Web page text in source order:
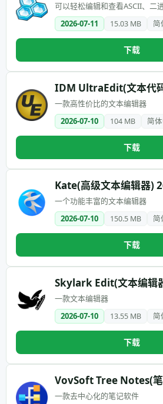
可以轻松编辑和查看ASCII、二
2026-07-11
15.03 MB 简
下载
IDM UltraEdit(文本代
一款高性价比的文本编辑器
2026-07-10
104 MB 简
下载
Kate(高级文本编辑器)
一个功能丰富的文本编辑器
2026-07-10
150.5 MB 简
下载
Skylark Edit(文本编辑
一款文本编辑器
2026-07-10
13.55 MB 简
下载
VovSoft Tree Notes(
一款去中心化的笔记软件